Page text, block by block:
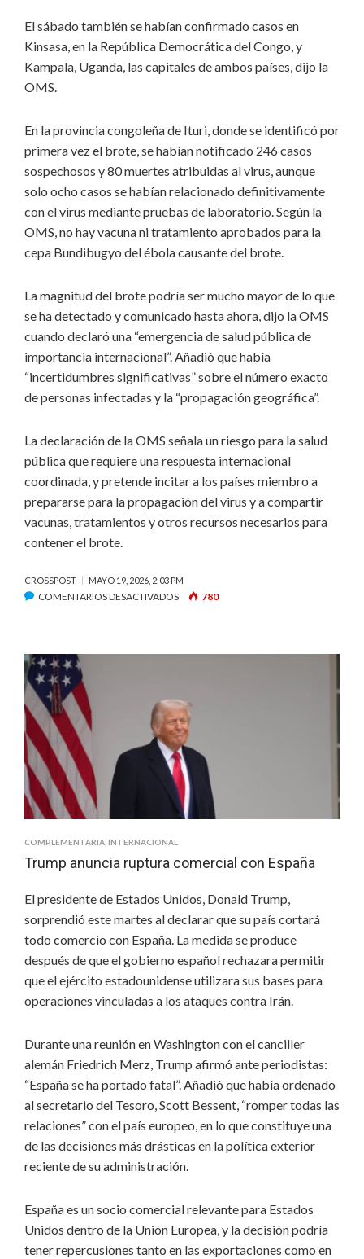
El sábado también se habían confirmado casos en
Kinsasa, en la República Democrática del Congo, y
Kampala, Uganda, las capitales de ambos países, dijo la
OMS.
En la provincia congoleña de Ituri, donde se identificó por
primera vez el brote, se habían notificado 246 casos
sospechosos y 80 muertes atribuidas al virus, aunque
solo ocho casos se habían relacionado definitivamente
con el virus mediante pruebas de laboratorio. Según la
OMS, no hay vacuna ni tratamiento aprobados para la
cepa Bundibugyo del ébola causante del brote.
La magnitud del brote podría ser mucho mayor de lo que
se ha detectado y comunicado hasta ahora, dijo la OMS
cuando declaró una “emergencia de salud pública de
importancia internacional”. Añadió que había
“incertidumbres significativas” sobre el número exacto
de personas infectadas y la “propagación geográfica”.
La declaración de la OMS señala un riesgo para la salud
pública que requiere una respuesta internacional
coordinada, y pretende incitar a los países miembro a
prepararse para la propagación del virus y a compartir
vacunas, tratamientos y otros recursos necesarios para
contener el brote.
CROSSPOST MAYO 19, 2026, 2:03 PM
COMENTARIOS DESACTIVADOSEN
ÉBOLA
COMO
EMERGENCIA
DE
SALUD
INTERNACIONAL
780
COMPLEMENTARIA INTERNACIONAL
Trump anuncia ruptura comercial con España
El presidente de Estados Unidos, Donald Trump,
sorprendió este martes al declarar que su país cortará
todo comercio con España. La medida se produce
después de que el gobierno español rechazara permitir
que el ejército estadounidense utilizara sus bases para
operaciones vinculadas a los ataques contra Irán.
Durante una reunión en Washington con el canciller
alemán Friedrich Merz, Trump afirmó ante periodistas:
“España se ha portado fatal”. Añadió que había ordenado
al secretario del Tesoro, Scott Bessent, “romper todas las
relaciones” con el país europeo, en lo que constituye una
de las decisiones más drásticas en la política exterior
reciente de su administración.
España es un socio comercial relevante para Estados
Unidos dentro de la Unión Europea, y la decisión podría
tener repercusiones tanto en las exportaciones como en